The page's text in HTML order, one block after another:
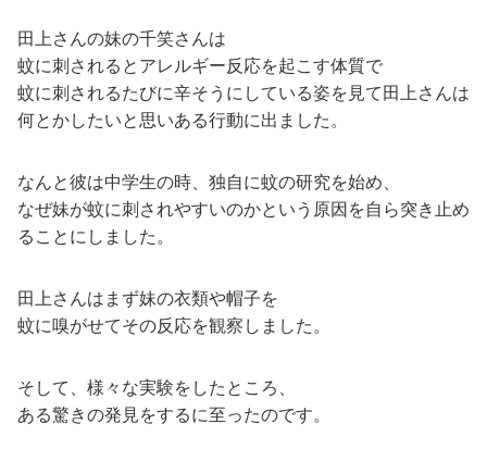
田上さんの妹の千笑さんは
蚊に刺されるとアレルギー反応を起こす体質で
蚊に刺されるたびに辛そうにしている姿を見て田上さんは
何とかしたいと思いある行動に出ました。
なんと彼は中学生の時、独自に蚊の研究を始め、
なぜ妹が蚊に刺されやすいのかという原因を自ら突き止め
ることにしました。
田上さんはまず妹の衣類や帽子を
蚊に嗅がせてその反応を観察しました。
そして、様々な実験をしたところ、
ある驚きの発見をするに至ったのです。